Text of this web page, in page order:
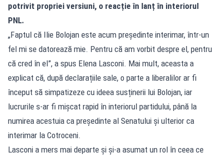
potrivit propriei versiuni, o reacție în lanț în interiorul
PNL.
„Faptul că Ilie Bolojan este acum președinte interimar, într-un
fel mi se datorează mie. Pentru că am vorbit despre el, pentru
că cred în el”, a spus Elena Lasconi. Mai mult, aceasta a
explicat că, după declarațiile sale, o parte a liberalilor ar fi
început să simpatizeze cu ideea susținerii lui Bolojan, iar
lucrurile s-ar fi mișcat rapid în interiorul partidului, până la
numirea acestuia ca președinte al Senatului și ulterior ca
interimar la Cotroceni.
Lasconi a mers mai departe și și-a asumat un rol în ceea ce